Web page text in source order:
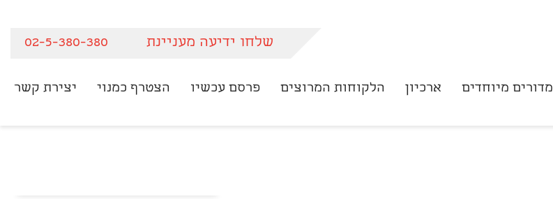
שלחו ידיעה מעניינת 02-5-380-380
מדורים מיוחדים ארכיון הלקוחות המרוצים פרסם עכשיו הצטרף כמנוי יצירת קשר